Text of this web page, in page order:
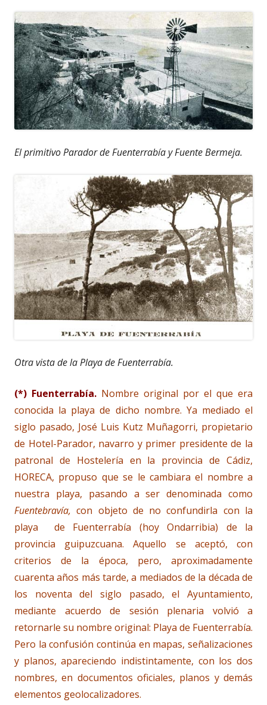
El primitivo Parador de Fuenterrabía y Fuente Bermeja.
Otra vista de la Playa de Fuenterrabía.
(*) Fuenterrabía. Nombre original por el que era
conocida la playa de dicho nombre. Ya mediado el
siglo pasado, José Luis Kutz Muñagorri, propietario
de Hotel-Parador, navarro y primer presidente de la
patronal de Hostelería en la provincia de Cádiz,
HORECA, propuso que se le cambiara el nombre a
nuestra playa, pasando a ser denominada como
Fuentebravía, con objeto de no confundirla con la
playa de Fuenterrabía (hoy Ondarribia) de la
provincia guipuzcuana. Aquello se aceptó, con
criterios de la época, pero, aproximadamente
cuarenta años más tarde, a mediados de la década de
los noventa del siglo pasado, el Ayuntamiento,
mediante acuerdo de sesión plenaria volvió a
retornarle su nombre original: Playa de Fuenterrabía.
Pero la confusión continúa en mapas, señalizaciones
y planos, apareciendo indistintamente, con los dos
nombres, en documentos oficiales, planos y demás
elementos geolocalizadores.